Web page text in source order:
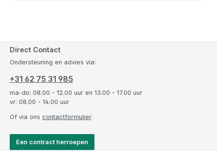
Direct Contact
Ondersteuning en advies via:
+31 62 75 31 985
ma-do: 08.00 - 12.00 uur en 13.00 - 17.00 uur
vr: 08.00 - 14.00 uur
Of via ons contactformulier.
Een contract herroepen